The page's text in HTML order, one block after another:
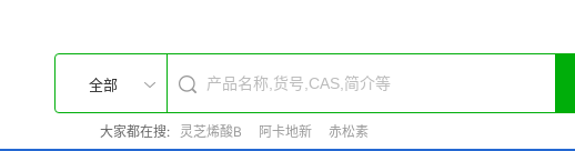
全部
大家都在搜: 灵芝烯酸B 阿卡地新 赤松素